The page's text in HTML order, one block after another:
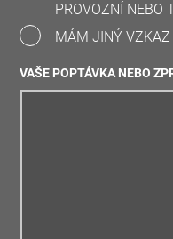
PROVOZNÍ NEBO
MÁM JINÝ VZKAZ
VAŠE POPTÁVKA NEBO